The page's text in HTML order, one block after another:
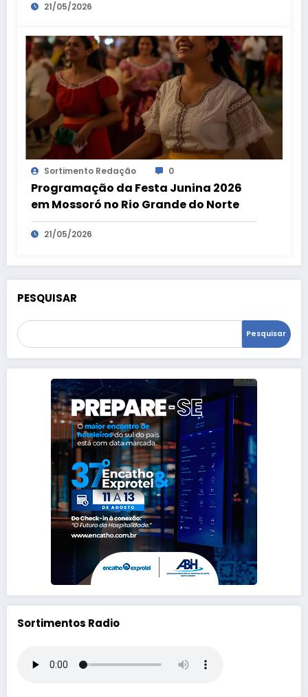
21/05/2026
Sortimento Redação 0
Programação da Festa Junina 2026
em Mossoró no Rio Grande do Norte
21/05/2026
PESQUISAR
Pesquisar
Sortimentos Radio